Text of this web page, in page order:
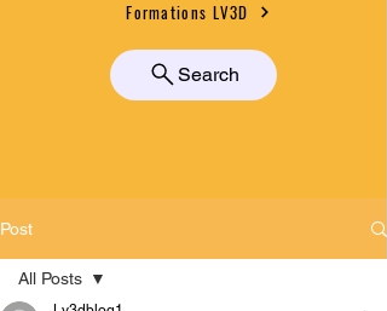
Formations LV3D
Search
Post
All Posts